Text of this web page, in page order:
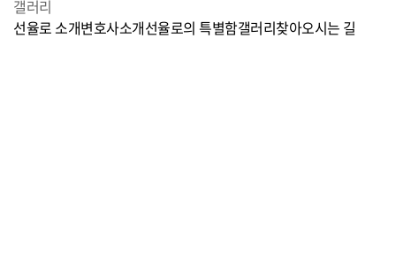
갤러리
선율로 소개변호사소개선율로의 특별함갤러리찾아오시는 길